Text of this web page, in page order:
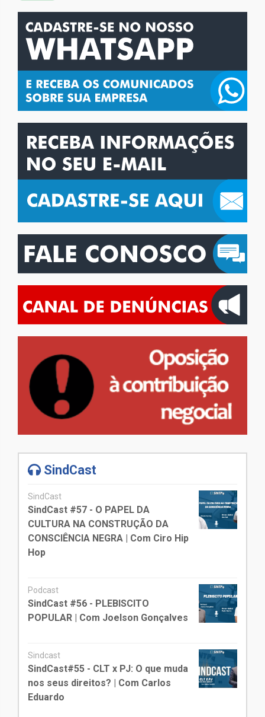
SindCast
SindCast
SindCast #57 - O PAPEL DA
CULTURA NA CONSTRUÇÃO DA
CONSCIÊNCIA NEGRA | Com Ciro Hip
Hop
Podcast
SindCast #56 - PLEBISCITO
POPULAR | Com Joelson Gonçalves
Sindcast
SindCast#55 - CLT x PJ: O que muda
nos seus direitos? | Com Carlos
Eduardo